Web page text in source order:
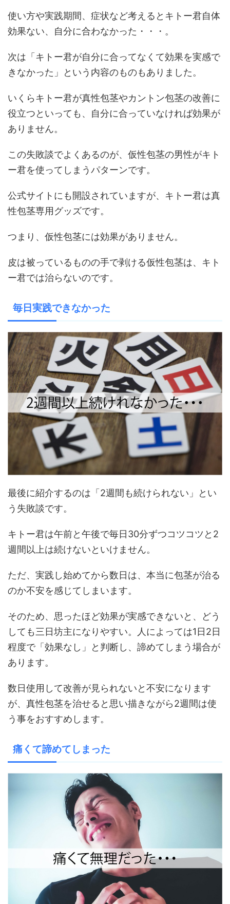
使い方や実践期間、症状など考えるとキトー君自体
効果ない、自分に合わなかった・・・。
次は 「キトー君が自分に合ってなくて効果を実感で
きなかった」
という内容のものもありました。
いくらキトー君が真性包茎やカントン包茎の改善に
役立つといっても、自分に合っていなければ効果が
ありません。
この失敗談でよくあるのが、仮性包茎の男性がキト
ー君を使ってしまうパターンです。
公式サイトにも開設されていますが、 キトー君は真
性包茎専用グッズです。
つまり、仮性包茎には効果がありません。
皮は被っているものの手で剥ける仮性包茎は、キト
ー君では治らないのです。
毎日実践できなかった
最後に紹介するのは「2週間も続けられない」とい
う失敗談です。
キトー君は午前と午後で毎日30分ずつコツコツと 2
週間以上は続けないといけません。
ただ、実践し始めてから数日は、本当に包茎が治る
のか不安を感じてしまいます。
そのため、思ったほど効果が実感できないと、どう
しても三日坊主になりやすい。人によっては1日2日
程度で「効果なし」と判断し、諦めてしまう場合が
あります。
数日使用して改善が見られないと不安になります
が、真性包茎を治せると思い描きながら2週間は使
う事をおすすめします。
痛くて諦めてしまった